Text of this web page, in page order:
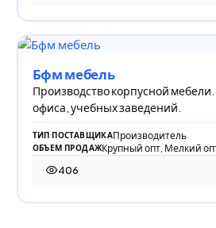
Бфм мебель
Производство корпусной
офиса, учебных заведений.
ТИП ПОСТАВЩИКАПроизводитель
ОБЪЕМ ПРОДАЖКрупный опт, Мелкий
406
406 просмотров